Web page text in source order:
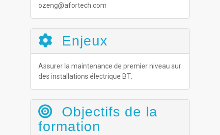
ozeng@afortech.com
Enjeux
Assurer la maintenance de premier niveau sur
des installations électrique BT.
Objectifs de la
formation